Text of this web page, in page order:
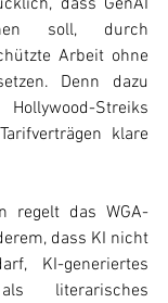
dass GenAI
soll, durch
Arbeit ohne
Denn dazu
Streiks
klare
regelt das WGA-
dass KI nicht
KI-generiertes
literarisches